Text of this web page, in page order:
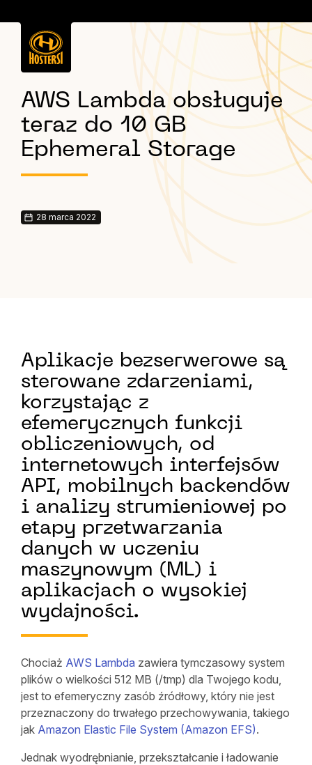
AWS Lambda obsługuje
teraz do 10 GB
Ephemeral Storage
28 marca 2022
Aplikacje bezserwerowe są
sterowane zdarzeniami,
korzystając z
efemerycznych funkcji
obliczeniowych, od
internetowych interfejsów
API, mobilnych backendów
i analizy strumieniowej po
etapy przetwarzania
danych w uczeniu
maszynowym (ML) i
aplikacjach o wysokiej
wydajności.
Chociaż AWS Lambda zawiera tymczasowy system
plików o wielkości 512 MB (/tmp) dla Twojego kodu,
jest to efemeryczny zasób źródłowy, który nie jest
przeznaczony do trwałego przechowywania, takiego
jak Amazon Elastic File System (Amazon EFS).
Jednak wyodrębnianie, przekształcanie i ładowanie